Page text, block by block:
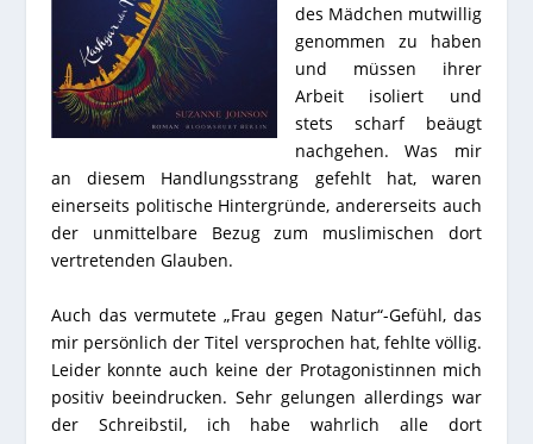
des Mädchen mutwillig
genommen zu haben
und müssen ihrer
Arbeit isoliert und
stets scharf beäugt
nachgehen. Was mir
an diesem Handlungsstrang gefehlt hat, waren
einerseits politische Hintergründe, andererseits auch
der unmittelbare Bezug zum muslimischen dort
vertretenden Glauben.
Auch das vermutete „Frau gegen Natur“-Gefühl, das
mir persönlich der Titel versprochen hat, fehlte völlig.
Leider konnte auch keine der Protagonistinnen mich
positiv beeindrucken. Sehr gelungen allerdings war
der Schreibstil, ich habe wahrlich alle dort